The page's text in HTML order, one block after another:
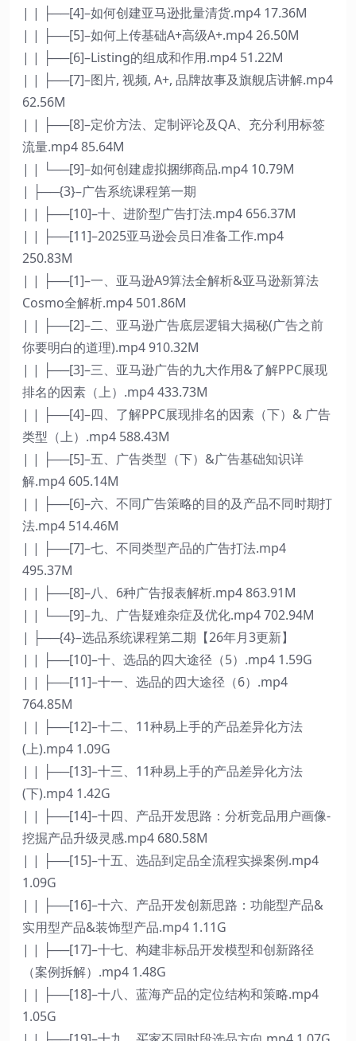
| | ├──[4]–如何创建亚马逊批量清货.mp4 17.36M
| | ├──[5]–如何上传基础A+高级A+.mp4 26.50M
| | ├──[6]–Listing的组成和作用.mp4 51.22M
| | ├──[7]–图片, 视频, A+, 品牌故事及旗舰店讲解.mp4
62.56M
| | ├──[8]–定价方法、定制评论及QA、充分利用标签
流量.mp4 85.64M
| | └──[9]–如何创建虚拟捆绑商品.mp4 10.79M
| ├──{3}–广告系统课程第一期
| | ├──[10]–十、进阶型广告打法.mp4 656.37M
| | ├──[11]–2025亚马逊会员日准备工作.mp4
250.83M
| | ├──[1]–一、亚马逊A9算法全解析&亚马逊新算法
Cosmo全解析.mp4 501.86M
| | ├──[2]–二、亚马逊广告底层逻辑大揭秘(广告之前
你要明白的道理).mp4 910.32M
| | ├──[3]–三、亚马逊广告的九大作用&了解PPC展现
排名的因素（上）.mp4 433.73M
| | ├──[4]–四、了解PPC展现排名的因素（下）& 广告
类型（上）.mp4 588.43M
| | ├──[5]–五、广告类型（下）&广告基础知识详
解.mp4 605.14M
| | ├──[6]–六、不同广告策略的目的及产品不同时期打
法.mp4 514.46M
| | ├──[7]–七、不同类型产品的广告打法.mp4
495.37M
| | ├──[8]–八、6种广告报表解析.mp4 863.91M
| | └──[9]–九、广告疑难杂症及优化.mp4 702.94M
| ├──{4}–选品系统课程第二期【26年月3更新】
| | ├──[10]–十、选品的四大途径（5）.mp4 1.59G
| | ├──[11]–十一、选品的四大途径（6）.mp4
764.85M
| | ├──[12]–十二、11种易上手的产品差异化方法
(上).mp4 1.09G
| | ├──[13]–十三、11种易上手的产品差异化方法
(下).mp4 1.42G
| | ├──[14]–十四、产品开发思路：分析竞品用户画像-
挖掘产品升级灵感.mp4 680.58M
| | ├──[15]–十五、选品到定品全流程实操案例.mp4
1.09G
| | ├──[16]–十六、产品开发创新思路：功能型产品&
实用型产品&装饰型产品.mp4 1.11G
| | ├──[17]–十七、构建非标品开发模型和创新路径
（案例拆解）.mp4 1.48G
| | ├──[18]–十八、蓝海产品的定位结构和策略.mp4
1.05G